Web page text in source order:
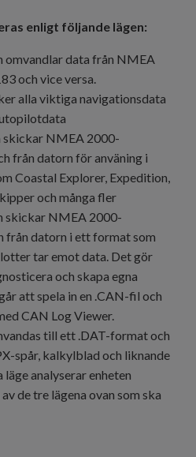
enligt följande lägen:
omvandlar data från NMEA
och vice versa.
alla viktiga navigationsdata
skickar NMEA 2000-
från datorn för använing i
Coastal Explorer, Expedition,
och många fler
skickar NMEA 2000-
från datorn i ett format som
tar emot data. Det gör
och skapa egna
att spela in en .CAN-fil och
CAN Log Viewer.
till ett .DAT-format och
spår, kalkylblad och liknande
analyserar enheten
de tre lägena ovan som ska